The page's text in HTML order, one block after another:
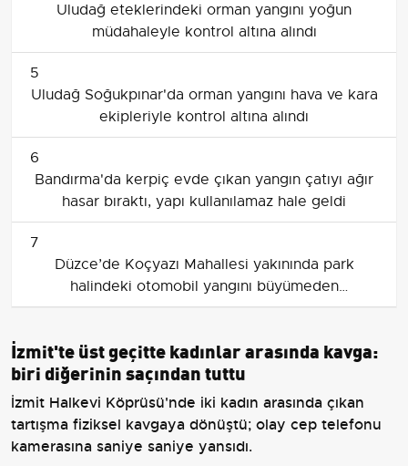
Uludağ eteklerindeki orman yangını yoğun
müdahaleyle kontrol altına alındı
5
Uludağ Soğukpınar'da orman yangını hava ve kara
ekipleriyle kontrol altına alındı
6
Bandırma'da kerpiç evde çıkan yangın çatıyı ağır
hasar bıraktı, yapı kullanılamaz hale geldi
7
Düzce’de Koçyazı Mahallesi yakınında park
halindeki otomobil yangını büyümeden
söndürüldü
İzmit'te üst geçitte kadınlar arasında kavga:
biri diğerinin saçından tuttu
İzmit Halkevi Köprüsü'nde iki kadın arasında çıkan
tartışma fiziksel kavgaya dönüştü; olay cep telefonu
kamerasına saniye saniye yansıdı.